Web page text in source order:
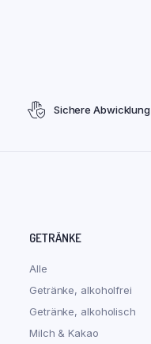
Sichere Abwicklung
GETRÄNKE
Alle
Getränke, alkoholfrei
Getränke, alkoholisch
Milch & Kakao